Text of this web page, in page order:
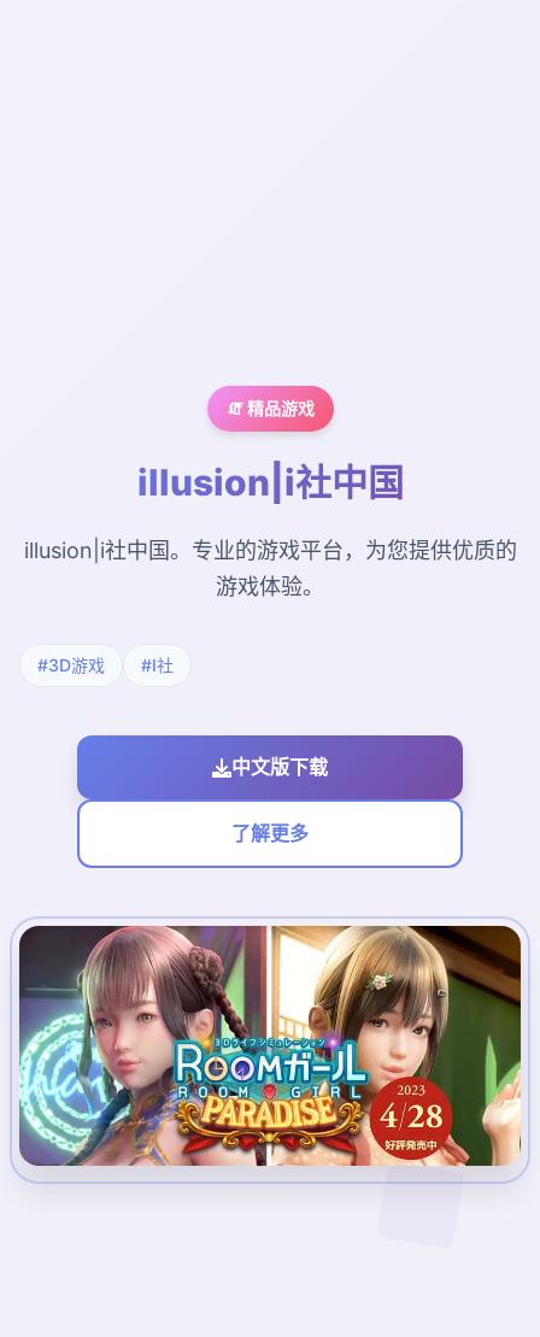
🧯 精品游戏
illusion|i社中国
illusion|i社中国。专业的游戏平台，为您提供优质的
游戏体验。
#3D游戏 #I社
中文版下载
了解更多